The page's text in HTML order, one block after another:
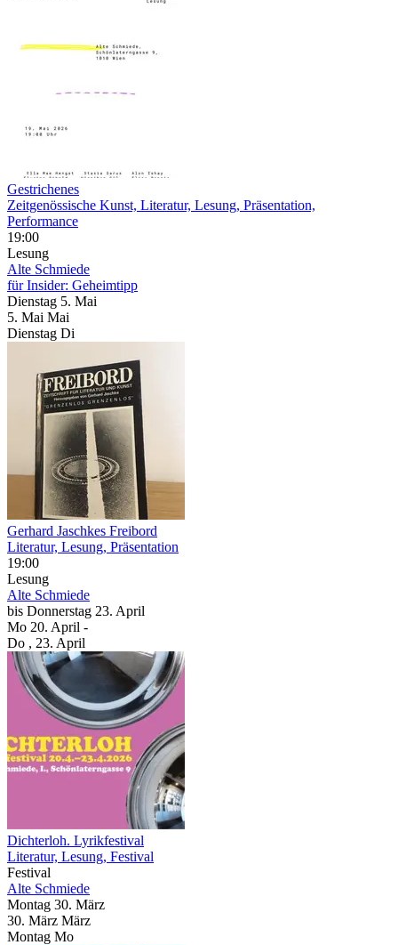
Gestrichenes
Zeitgenössische Kunst, Literatur, Lesung, Präsentation,
Performance
19:00
Lesung
Alte Schmiede
für Insider: Geheimtipp
Dienstag 5. Mai
5. Mai Mai
Dienstag Di
Gerhard Jaschkes Freibord
Literatur, Lesung, Präsentation
19:00
Lesung
Alte Schmiede
bis Donnerstag 23. April
Mo 20. April -
Do , 23. April
Dichterloh. Lyrikfestival
Literatur, Lesung, Festival
Festival
Alte Schmiede
Montag 30. März
30. März März
Montag Mo